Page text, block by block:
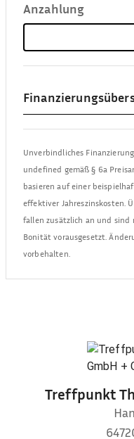
Anzahlung
Unverbindliches
undefined gemäß § 6a
basieren auf einer
effektiver Jahreszinskosten.
fallen zusätzlich an und sind
Bonität vorausgesetzt.
vorbehalten.
Treffpunkt